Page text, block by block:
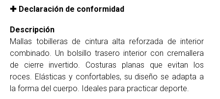
Declaración de conformidad
Descripción
Mallas tobilleras de cintura alta reforzada de interior
combinado. Un bolsillo trasero interior con cremallera
de cierre invertido. Costuras planas que evitan los
roces. Elásticas y confortables, su diseño se adapta a
la forma del cuerpo. Ideales para practicar deporte.